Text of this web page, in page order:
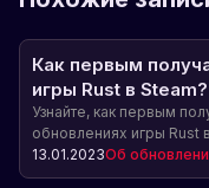
Как первым
игры Rust в Steam?
Узнайте, как первым
обновлениях игры Rust
ниже и будьте в курсе
13.01.2023Об